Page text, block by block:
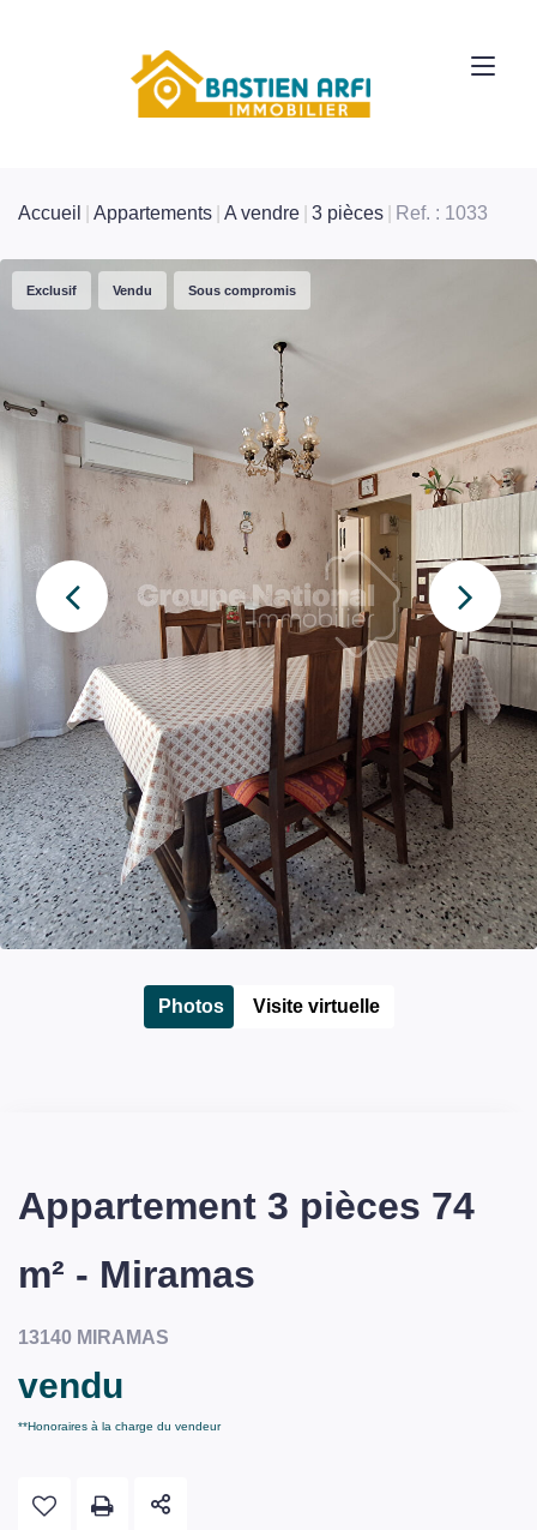
Accueil Appartements A vendre 3 pièces Ref. : 1033
Exclusif Vendu Sous compromis
Photos Visite virtuelle
Appartement 3 pièces 74
m² - Miramas
13140 MIRAMAS
vendu
**Honoraires à la charge du vendeur